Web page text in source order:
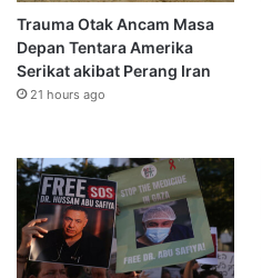
Trauma Otak Ancam Masa
Depan Tentara Amerika
Serikat akibat Perang Iran
21 hours ago